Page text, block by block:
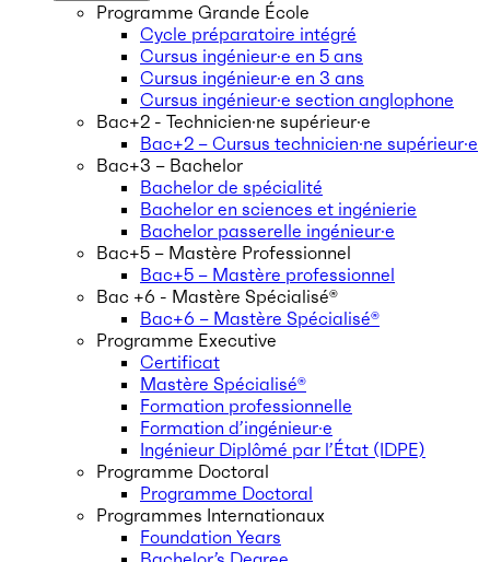
Programme Grande École
Cycle préparatoire intégré
Cursus ingénieur·e en 5 ans
Cursus ingénieur·e en 3 ans
Cursus ingénieur·e section anglophone
Bac+2 - Technicien·ne supérieur·e
Bac+2 – Cursus technicien·ne supérieur·e
Bac+3 – Bachelor
Bachelor de spécialité
Bachelor en sciences et ingénierie
Bachelor passerelle ingénieur·e
Bac+5 – Mastère Professionnel
Bac+5 – Mastère professionnel
Bac +6 - Mastère Spécialisé®
Bac+6 – Mastère Spécialisé®
Programme Executive
Certificat
Mastère Spécialisé®
Formation professionnelle
Formation d’ingénieur·e
Ingénieur Diplômé par l’État (IDPE)
Programme Doctoral
Programme Doctoral
Programmes Internationaux
Foundation Years